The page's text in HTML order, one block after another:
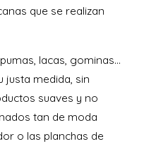
que se realizan
lacas, gominas…
justa medida, sin
suaves y no
tan de moda
o las planchas de